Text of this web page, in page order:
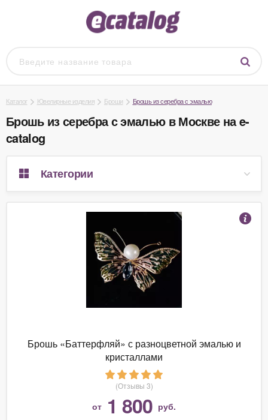
Каталог Ювелирные изделия Броши Брошь из серебра с эмалью
Брошь из серебра с эмалью в Москве на e-
catalog
Категории
Брошь «Баттерфляй» с разноцветной эмалью и
кристаллами
(Отзывы 3)
от 1 800 руб.